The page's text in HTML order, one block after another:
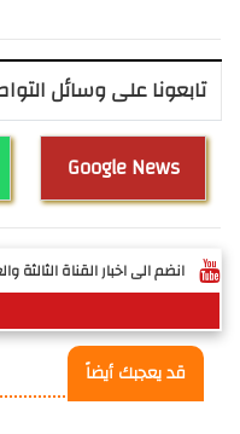
تابعونا على وسائل
Google News
انضم الى اخبار القناة الثالثة
قد يعجبك أيضاً